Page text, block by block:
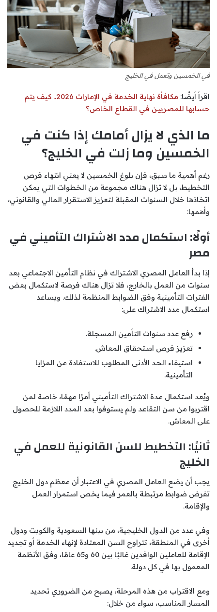
في الخمسين وتعمل في الخليج
اقرأ أيضًا:
مكافأة نهاية الخدمة في الإمارات 2026.. كيف يتم
حسابها للمصريين في القطاع الخاص؟
ما الذي لا يزال أمامك إذا كنت في
الخمسين وما زلت في الخليج؟
رغم أهمية ما سبق، فإن بلوغ الخمسين لا يعني انتهاء فرص
التخطيط، بل لا تزال هناك مجموعة من الخطوات التي يمكن
اتخاذها خلال السنوات المقبلة لتعزيز الاستقرار المالي والقانوني،
وأهمها:
أولًا: استكمال مدد الاشتراك التأميني في
مصر
إذا بدأ العامل المصري الاشتراك في نظام التأمين الاجتماعي بعد
سنوات من العمل بالخارج، فلا تزال هناك فرصة لاستكمال بعض
الفترات التأمينية وفق الضوابط المنظمة لذلك. ويساعد
استكمال مدد الاشتراك على:
رفع عدد سنوات التأمين المسجلة.
تعزيز فرص استحقاق المعاش.
استيفاء الحد الأدنى المطلوب للاستفادة من المزايا
التأمينية.
ويُعد استكمال مدة الاشتراك التأميني أمرًا مهمًا، خاصة لمن
اقتربوا من سن التقاعد ولم يستوفوا بعد المدد اللازمة للحصول
على المعاش.
ثانيًا: التخطيط للسن القانونية للعمل في
الخليج
يجب أن يضع العامل المصري في الاعتبار أن معظم دول الخليج
تفرض ضوابط مرتبطة بالعمر فيما يخص استمرار العمل
والإقامة.
وفي عدد من الدول الخليجية، من بينها السعودية والكويت ودول
أخرى في المنطقة، تتراوح السن المعتادة لإنهاء الخدمة أو تجديد
الإقامة للعاملين الوافدين غالبًا بين 60 و65 عامًا، وفق الأنظمة
المعمول بها في كل دولة.
ومع الاقتراب من هذه المرحلة، يصبح من الضروري تحديد
المسار المناسب، سواء من خلال: